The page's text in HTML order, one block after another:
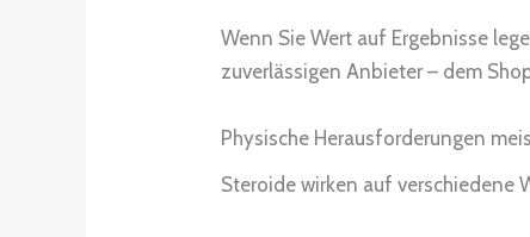
Wenn Sie Wert auf Ergebnisse
zuverlässigen Anbieter – dem
Physische Herausforderungen
Steroide wirken auf verschiedene